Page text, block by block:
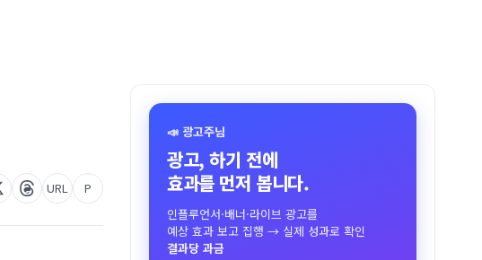
URL P
📣 광고주님
광고, 하기 전에
효과를 먼저 봅니다.
인플루언서·배너·라이브 광고를
예상 효과 보고 집행 → 실제 성과로 확인
결과당 과금